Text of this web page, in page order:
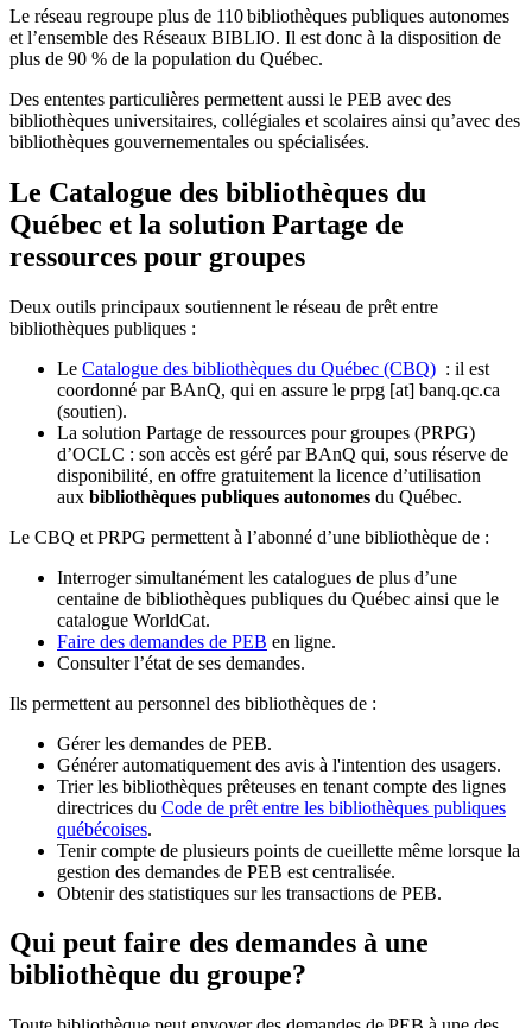
Le réseau regroupe plus de 110bibliothèques publiques autonomes
et l’ensemble des Réseaux BIBLIO. Il est donc à la disposition de
plus de 90 % de la population du Québec.
Des ententes particulières permettent aussi le PEB avec des
bibliothèques universitaires, collégiales et scolaires ainsi qu’avec des
bibliothèques gouvernementales ou spécialisées.
Le Catalogue des bibliothèques du
Québec et la solution Partage de
ressources pour groupes
Deux outils principaux soutiennent le réseau de prêt entre
bibliothèques publiques :
Le Catalogue des bibliothèques du Québec (CBQ) : il est
coordonné par BAnQ, qui en assure le prpg [at] banq.qc.ca
(soutien).
La solution Partage de ressources pour groupes (PRPG)
d’OCLC : son accès est géré par BAnQ qui, sous réserve de
disponibilité, en offre gratuitement la licence d’utilisation
aux bibliothèques publiques autonomes du Québec.
Le CBQ et PRPG permettent à l’abonné d’une bibliothèque de :
Interroger simultanément les catalogues de plus d’une
centaine de bibliothèques publiques du Québec ainsi que le
catalogue WorldCat.
Faire des demandes de PEB en ligne.
Consulter l’état de ses demandes.
Ils permettent au personnel des bibliothèques de :
Gérer les demandes de PEB.
Générer automatiquement des avis à l'intention des usagers.
Trier les bibliothèques prêteuses en tenant compte des lignes
directrices du Code de prêt entre les bibliothèques publiques
québécoises.
Tenir compte de plusieurs points de cueillette même lorsque la
gestion des demandes de PEB est centralisée.
Obtenir des statistiques sur les transactions de PEB.
Qui peut faire des demandes à une
bibliothèque du groupe?